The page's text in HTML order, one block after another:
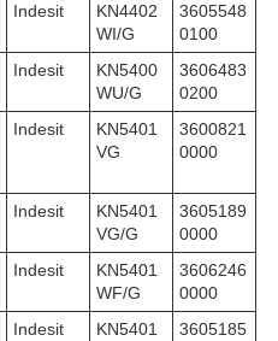
Indesit
KN4402
WI/G
3605548
0100
Indesit
KN5400
WU/G
3606483
0200
Indesit
KN5401
VG
3600821
0000
Indesit
KN5401
VG/G
3605189
0000
Indesit
KN5401
WF/G
3606246
0000
Indesit
KN5401
3605185